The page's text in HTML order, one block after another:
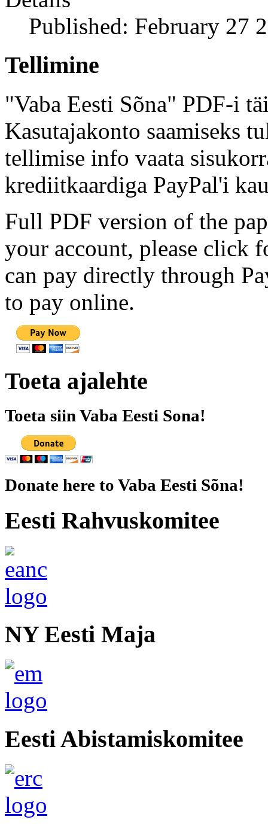
Published: February 27
Tellimine
"Vaba Eesti Sõna" PDF-i
Kasutajakonto saamiseks
tellimise info vaata
krediitkaardiga PayPal'i
Full PDF version of the
your account, please click
can pay directly through
to pay online.
Toeta ajalehte
Toeta siin Vaba Eesti Sona!
Donate here to Vaba Eesti Sõna!
Eesti Rahvuskomitee
NY Eesti Maja
Eesti Abistamiskomitee